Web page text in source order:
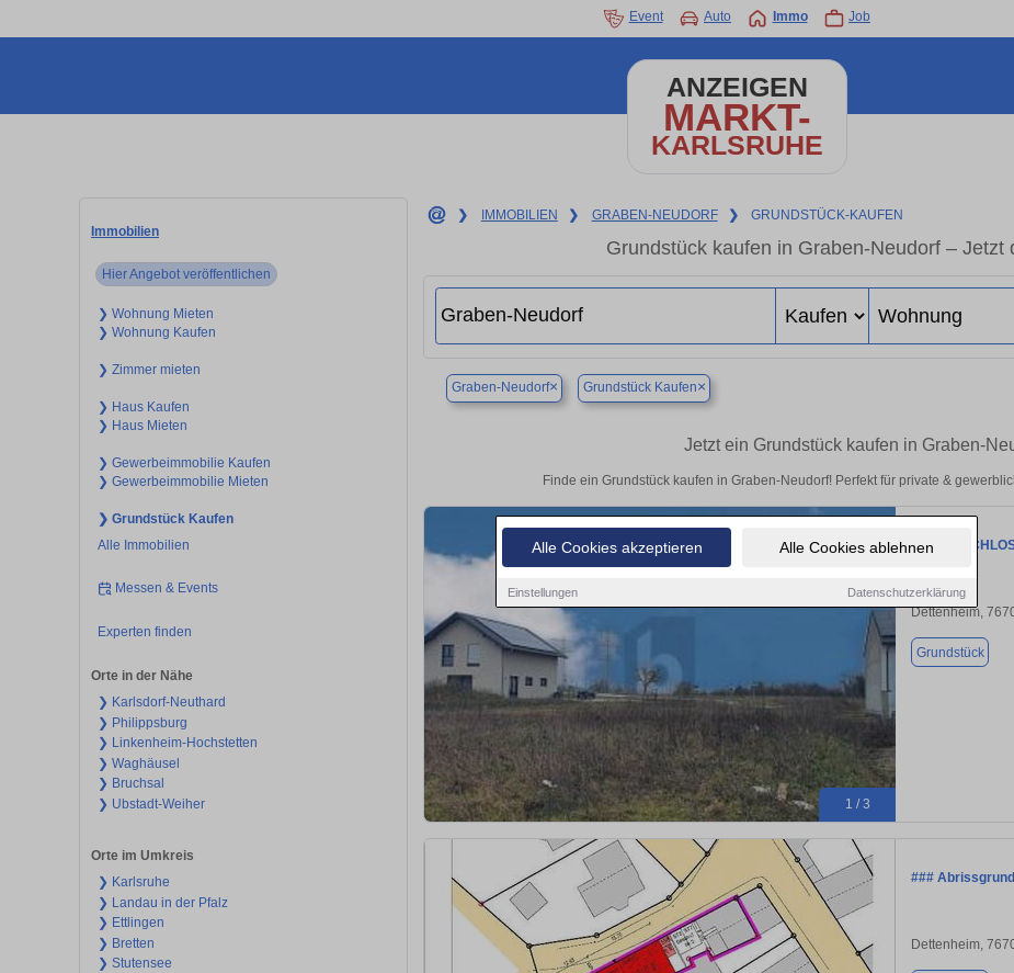
Alle Cookies akzeptieren Alle Cookies ablehnen
Einstellungen Datenschutzerklärung
Event Auto Immo Job
ANZEIGEN
MARKT-
KARLSRUHE
Immobilien
Hier Angebot veröffentlichen
❯ Wohnung Mieten
❯ Wohnung Kaufen
❯ Zimmer mieten
❯ Haus Kaufen
❯ Haus Mieten
❯ Gewerbeimmobilie Kaufen
❯ Gewerbeimmobilie Mieten
❯ Grundstück Kaufen
Alle Immobilien
Messen & Events
Experten finden
Orte in der Nähe
❯ Karlsdorf-Neuthard
❯ Philippsburg
❯ Linkenheim-Hochstetten
❯ Waghäusel
❯ Bruchsal
❯ Ubstadt-Weiher
Orte im Umkreis
❯ Karlsruhe
❯ Landau in der Pfalz
❯ Ettlingen
❯ Bretten
❯ Stutensee
❯ IMMOBILIEN ❯ GRABEN-NEUDORF ❯ GRUNDSTÜCK-KAUFEN
Grundstück kaufen in Graben-Neudorf – Jetzt
Graben-Neudorf× Grundstück Kaufen×
Jetzt ein Grundstück kaufen in Graben-
Finde ein Grundstück kaufen in Graben-Neudorf! Perfekt für private &
1 / 3
NEU
Dettenheim,
Grundstück
###
Dettenheim,